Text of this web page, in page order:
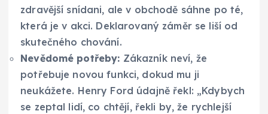
zdravější snídani, ale v obchodě sáhne po té,
která je v akci. Deklarovaný záměr se liší od
skutečného chování.
Nevědomé potřeby: Zákazník neví, že
potřebuje novou funkci, dokud mu ji
neukážete. Henry Ford údajně řekl: „Kdybych
se zeptal lidí, co chtějí, řekli by, že rychlejší